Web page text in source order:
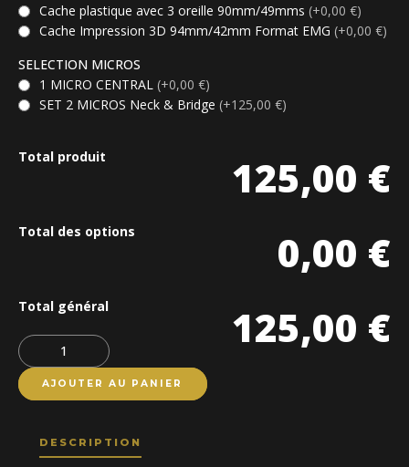
Cache plastique avec 3 oreille 90mm/49mms (+0,00 €)
Cache Impression 3D 94mm/42mm Format EMG (+0,00 €)
SELECTION MICROS
1 MICRO CENTRAL (+0,00 €)
SET 2 MICROS Neck & Bridge (+125,00 €)
Total produit 125,00 €
Total des options 0,00 €
Total général 125,00 €
Quantity
AJOUTER AU PANIER
DESCRIPTION